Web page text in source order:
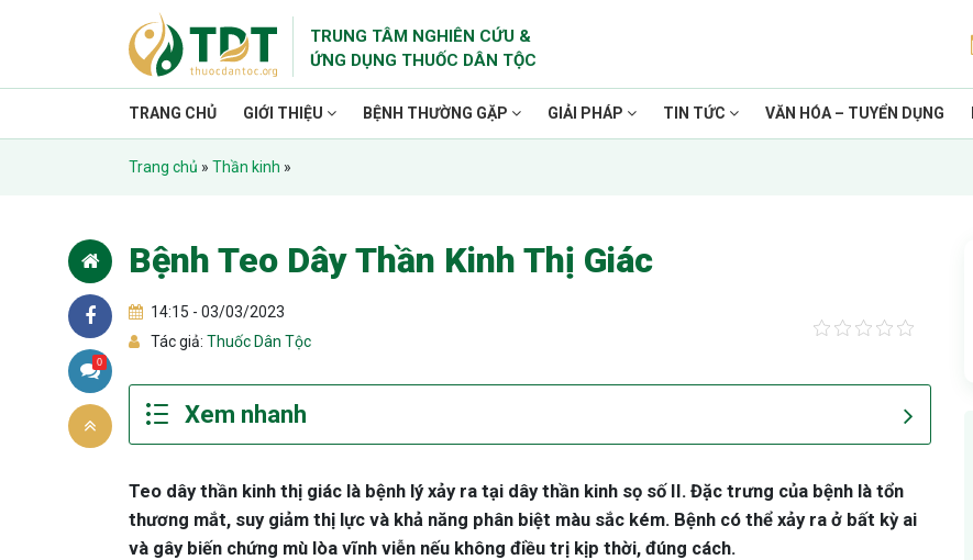
TRUNG TÂM NGHIÊN CỨU &
ỨNG DỤNG THUỐC DÂN TỘC
TRANG CHỦ GIỚI THIỆU BỆNH THƯỜNG GẶP GIẢI PHÁP TIN TỨC VĂN HÓA – TUYỂN DỤNG
Trang chủ » Thần kinh »
Bệnh Teo Dây Thần Kinh Thị Giác
14:15 - 03/03/2023
Tác giả: Thuốc Dân Tộc
0
Teo dây thần kinh thị giác là bệnh lý xảy ra tại dây thần kinh sọ số II. Đặc trưng của bệnh là tổn
thương mắt, suy giảm thị lực và khả năng phân biệt màu sắc kém. Bệnh có thể xảy ra ở bất kỳ ai
và gây biến chứng mù lòa vĩnh viễn nếu không điều trị kịp thời, đúng cách.